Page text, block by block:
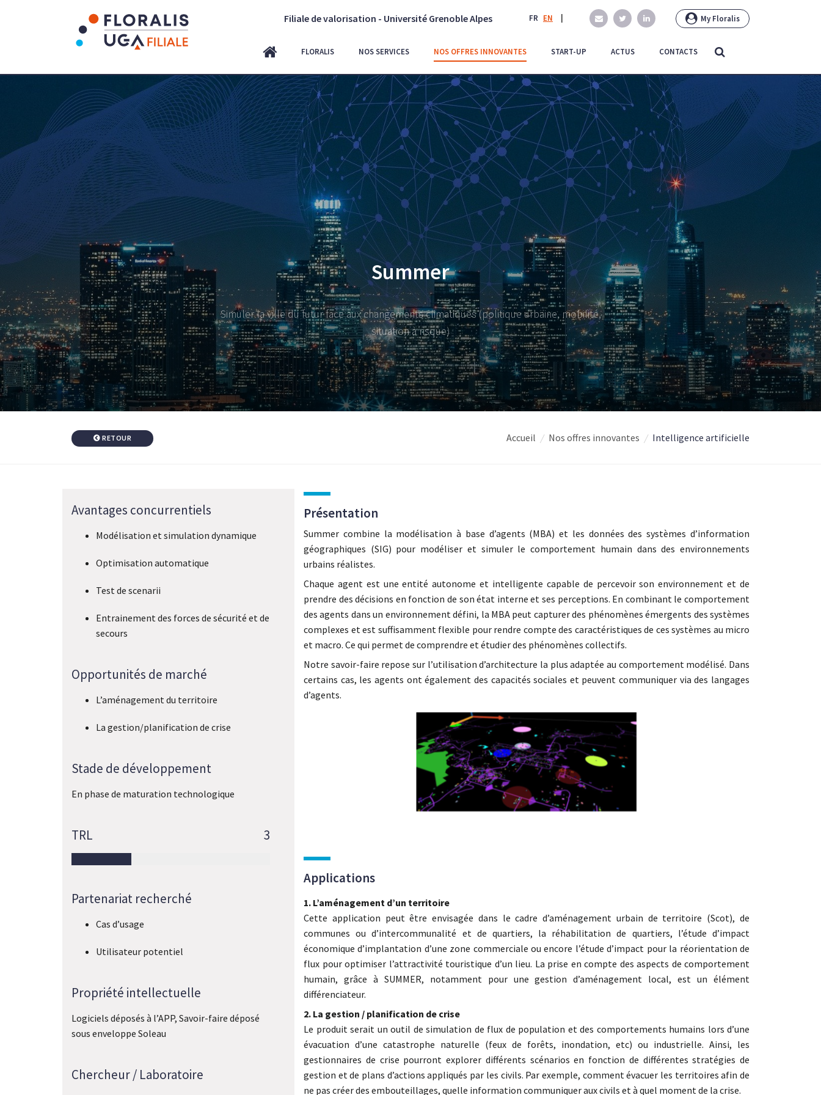
Filiale de valorisation - Université Grenoble Alpes FR EN My Floralis
FLORALIS NOS SERVICES NOS OFFRES INNOVANTES START-UP ACTUS CONTACTS
Summer
Simuler la ville du futur face aux changements climatiques (politique urbaine, mobilité,
situation à risque)
-
RETOUR Accueil / Nos offres innovantes / Intelligence artificielle
Avantages concurrentiels
Modélisation et simulation dynamique
Optimisation automatique
Test de scenarii
Entrainement des forces de sécurité et de
secours
Opportunités de marché
L’aménagement du territoire
La gestion/planification de crise
Stade de développement
En phase de maturation technologique
TRL 3
Partenariat recherché
Cas d’usage
Utilisateur potentiel
Propriété intellectuelle
Logiciels déposés à l’APP, Savoir-faire déposé
sous enveloppe Soleau
Chercheur / Laboratoire
Présentation
Summer combine la modélisation à base d’agents (MBA) et les données des systèmes d’information
géographiques (SIG) pour modéliser et simuler le comportement humain dans des environnements
urbains réalistes.
Chaque agent est une entité autonome et intelligente capable de percevoir son environnement et de
prendre des décisions en fonction de son état interne et ses perceptions. En combinant le comportement
des agents dans un environnement défini, la MBA peut capturer des phénomènes émergents des systèmes
complexes et est suffisamment flexible pour rendre compte des caractéristiques de ces systèmes au micro
et macro. Ce qui permet de comprendre et étudier des phénomènes collectifs.
Notre savoir-faire repose sur l’utilisation d’architecture la plus adaptée au comportement modélisé. Dans
certains cas, les agents ont également des capacités sociales et peuvent communiquer via des langages
d’agents.
Applications
1. L’aménagement d’un territoire
Cette application peut être envisagée dans le cadre d’aménagement urbain de territoire (Scot), de
communes ou d’intercommunalité et de quartiers, la réhabilitation de quartiers, l’étude d’impact
économique d’implantation d’une zone commerciale ou encore l’étude d’impact pour la réorientation de
flux pour optimiser l’attractivité touristique d’un lieu. La prise en compte des aspects de comportement
humain, grâce à SUMMER, notamment pour une gestion d’aménagement local, est un élément
différenciateur.
2. La gestion / planification de crise
Le produit serait un outil de simulation de flux de population et des comportements humains lors d’une
évacuation d’une catastrophe naturelle (feux de forêts, inondation, etc) ou industrielle. Ainsi, les
gestionnaires de crise pourront explorer différents scénarios en fonction de différentes stratégies de
gestion et de plans d’actions appliqués par les civils. Par exemple, comment évacuer les territoires afin de
ne pas créer des embouteillages, quelle information communiquer aux civils et à quel moment de la crise.